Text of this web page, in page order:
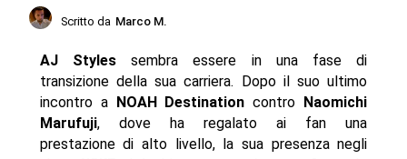
Scritto da Marco M.
AJ Styles sembra essere in una fase di
transizione della sua carriera. Dopo il suo ultimo
incontro a
NOAH Destination contro Naomichi
Marufuji, dove ha regalato ai fan una
prestazione di alto livello, la sua presenza negli